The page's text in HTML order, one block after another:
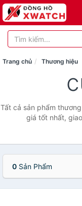
Trang chủ Thương hiệu
Tất cả sản phẩm
giá tốt nhất,
0 Sản Phẩm